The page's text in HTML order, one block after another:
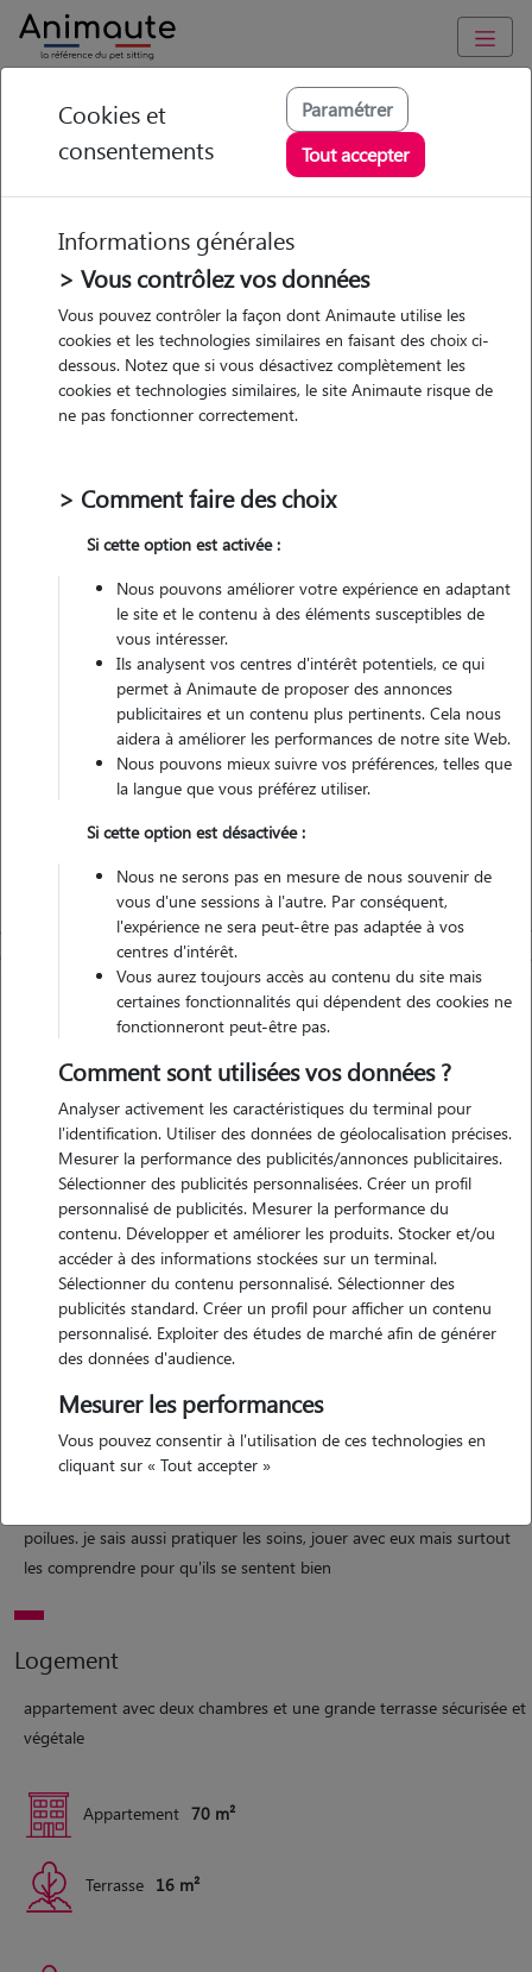
Animaute Occitanie Montpellier
Charlotte - Petsitter à
MONTPELLIER
• 35 ans
Garde
chez le Pet Sitter
Véhiculé
Contacter
L'envoi d'une demande est sans engagement
Motivation
j'ai un chat à la maison que j'adore. je propose de venir chez vous
pour passer voir votre animal chien/chats/ ou autre. je suis très
sensible à la cause animale. je suis disponible très souvent a
différentes types d'horaire et tous les jours de la semaine et week-
Expérience
j'ai toujours eu des animaux chiens ou chat. je suis aussi maman donc
poilues. je sais aussi pratiquer les soins, jouer avec eux mais surtout
les comprendre pour qu'ils se sentent bien
Logement
appartement avec deux chambres et une grande terrasse sécurisée et
végétale
Appartement 70 m²
Terrasse 16 m²
Cookies et
consentements
Paramétrer
Tout accepter
Informations générales
> Vous contrôlez vos données
Vous pouvez contrôler la façon dont Animaute utilise les
cookies et les technologies similaires en faisant des choix ci-
dessous. Notez que si vous désactivez complètement les
cookies et technologies similaires, le site Animaute risque de
ne pas fonctionner correctement.
> Comment faire des choix
Si cette option est activée :
Nous pouvons améliorer votre expérience en adaptant
le site et le contenu à des éléments susceptibles de
vous intéresser.
Ils analysent vos centres d'intérêt potentiels, ce qui
permet à Animaute de proposer des annonces
publicitaires et un contenu plus pertinents. Cela nous
aidera à améliorer les performances de notre site Web.
Nous pouvons mieux suivre vos préférences, telles que
la langue que vous préférez utiliser.
Si cette option est désactivée :
Nous ne serons pas en mesure de nous souvenir de
vous d'une sessions à l'autre. Par conséquent,
l'expérience ne sera peut-être pas adaptée à vos
centres d'intérêt.
Vous aurez toujours accès au contenu du site mais
certaines fonctionnalités qui dépendent des cookies ne
fonctionneront peut-être pas.
Comment sont utilisées vos données ?
Analyser activement les caractéristiques du terminal pour
l'identification. Utiliser des données de géolocalisation précises.
Mesurer la performance des publicités/annonces publicitaires.
Sélectionner des publicités personnalisées. Créer un profil
personnalisé de publicités. Mesurer la performance du
contenu. Développer et améliorer les produits. Stocker et/ou
accéder à des informations stockées sur un terminal.
Sélectionner du contenu personnalisé. Sélectionner des
publicités standard. Créer un profil pour afficher un contenu
personnalisé. Exploiter des études de marché afin de générer
des données d'audience.
Mesurer les performances
Vous pouvez consentir à l'utilisation de ces technologies en
cliquant sur « Tout accepter »